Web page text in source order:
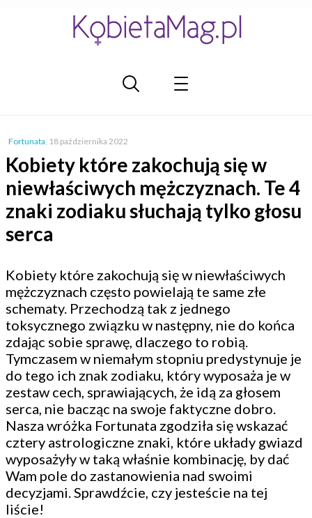
Fortunata, 18 października 2022
Kobiety które zakochują się w
niewłaściwych mężczyznach. Te 4
znaki zodiaku słuchają tylko głosu
serca
Kobiety które zakochują się w niewłaściwych
mężczyznach często powielają te same złe
schematy. Przechodzą tak z jednego
toksycznego związku w następny, nie do końca
zdając sobie sprawę, dlaczego to robią.
Tymczasem w niemałym stopniu predystynuje je
do tego ich znak zodiaku, który wyposaża je w
zestaw cech, sprawiających, że idą za głosem
serca, nie bacząc na swoje faktyczne dobro.
Nasza wróżka Fortunata zgodziła się wskazać
cztery astrologiczne znaki, które układy gwiazd
wyposażyły w taką właśnie kombinację, by dać
Wam pole do zastanowienia nad swoimi
decyzjami. Sprawdźcie, czy jesteście na tej
liście!